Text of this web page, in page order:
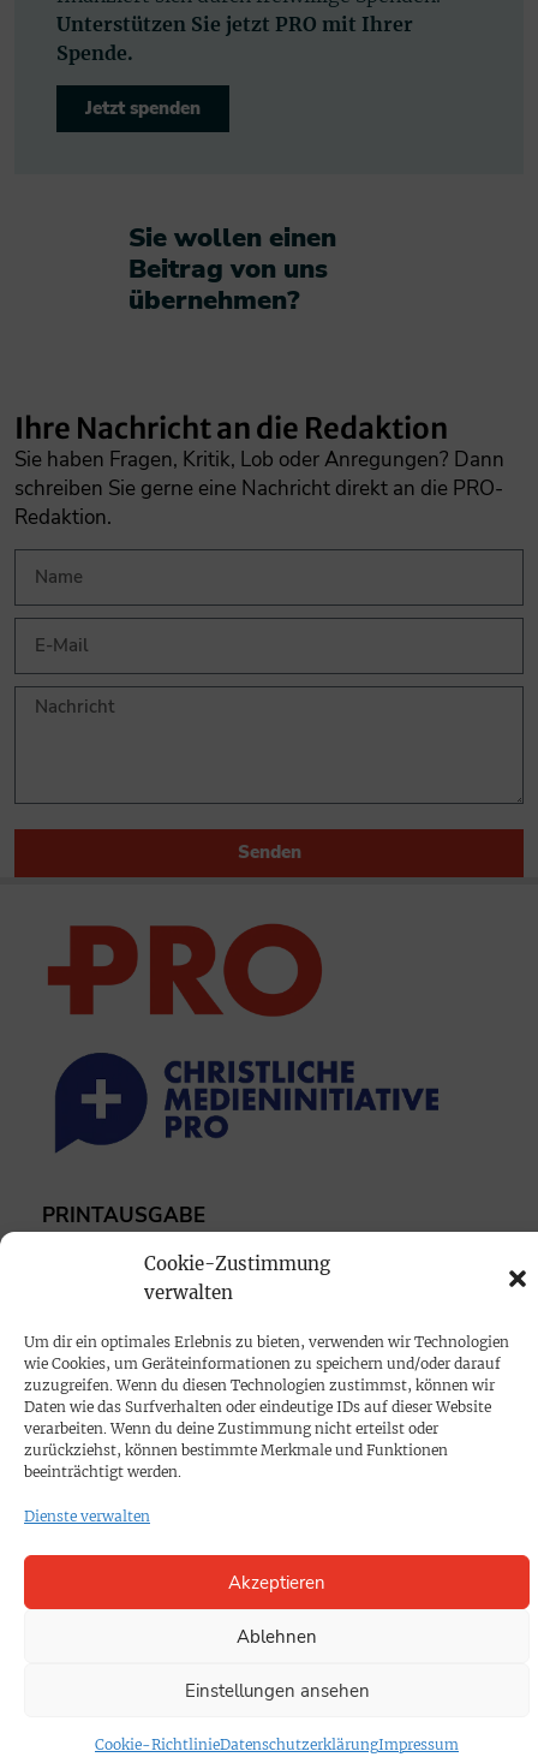
Cookie-Zustimmung
verwalten
Um dir ein optimales Erlebnis zu bieten, verwenden wir Technologien
wie Cookies, um Geräteinformationen zu speichern und/oder darauf
zuzugreifen. Wenn du diesen Technologien zustimmst, können wir
Daten wie das Surfverhalten oder eindeutige IDs auf dieser Website
verarbeiten. Wenn du deine Zustimmung nicht erteilst oder
zurückziehst, können bestimmte Merkmale und Funktionen
beeinträchtigt werden.
Dienste verwalten
Akzeptieren
Ablehnen
Einstellungen ansehen
Cookie-RichtlinieDatenschutzerklärungImpressum
Unterstützen Sie jetzt PRO mit Ihrer
Spende.
Jetzt spenden
Sie wollen einen
Beitrag von uns
übernehmen?​
Ihre Nachricht an die Redaktion
Sie haben Fragen, Kritik, Lob oder Anregungen? Dann
schreiben Sie gerne eine Nachricht direkt an die PRO-
Redaktion.
Senden
PRINTAUSGABE
Mediadaten
Impressum
SPENDEN
Datenschutz